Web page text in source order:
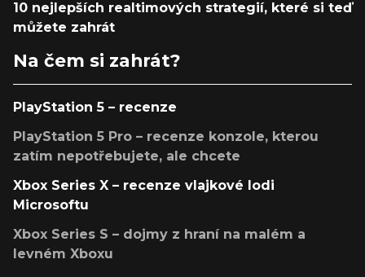
10 nejlepších realtimových strategií, které si teď
můžete zahrát
Na čem si zahrát?
PlayStation 5 – recenze
PlayStation 5 Pro – recenze konzole, kterou
zatím nepotřebujete, ale chcete
Xbox Series X – recenze vlajkové lodi
Microsoftu
Xbox Series S – dojmy z hraní na malém a
levném Xboxu